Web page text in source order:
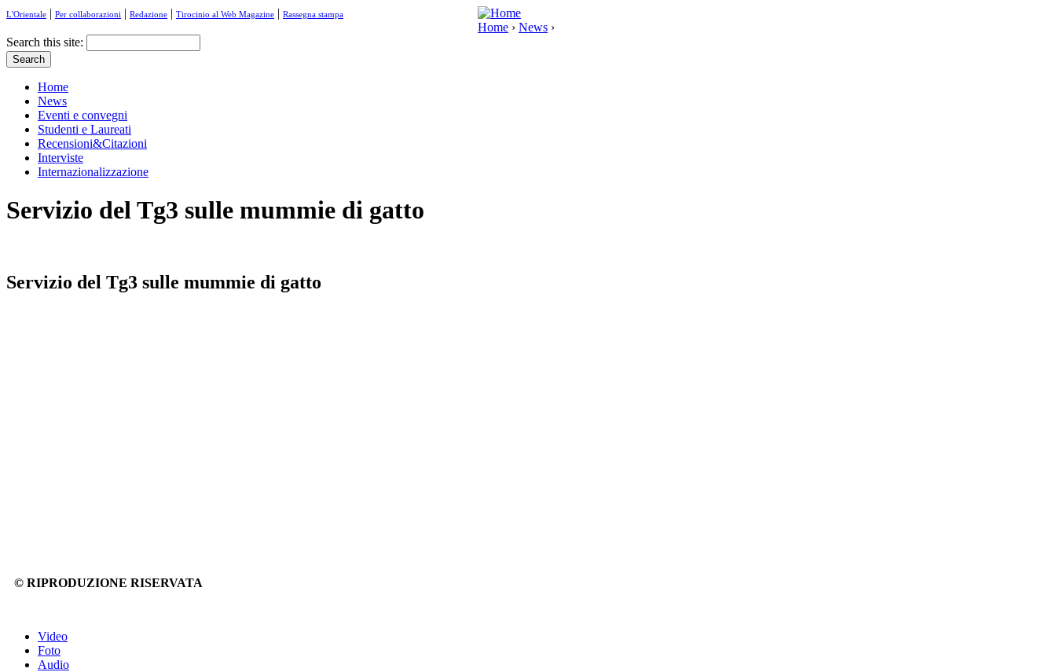
L'Orientale | Per collaborazioni | Redazione | Tirocinio al Web Magazine | Rassegna stampa
Home › News ›
Search this site:
Home
News
Eventi e convegni
Studenti e Laureati
Recensioni&Citazioni
Interviste
Internazionalizzazione
Servizio del Tg3 sulle mummie di gatto
Servizio del Tg3 sulle mummie di gatto
© RIPRODUZIONE RISERVATA
Video
Foto
Audio